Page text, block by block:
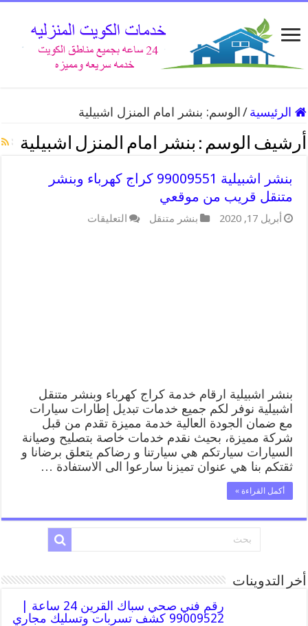
الرئيسية / الوسم: بنشر امام المنزل اشبيلية
أرشيف الوسم : بنشر امام المنزل اشبيلية
بنشر اشبيلية 99009551 كراج كهرباء وبنشر
متنقل قريب من موقعي
أبريل 17, 2020 بنشر متنقل التعليقات
بنشر اشبيلية ارقام خدمة كراج كهرباء وبنشر متنقل
اشبيلية نوفر لكم جميع خدمات تبديل إطارات سيارات
مع ضمان الجودة العالية خدمة مميزة تقدم من قبل
شركة مميزة، بحيث نقدم خدمات خاصة بتصليح وصيانة
السيارات سيارتكم هي سيارتنا و رضاكم يتعلق برضانا و
ثقتكم بنا هي عنوان تميزنا سارعوا الى الاستفادة …
أكمل القراءة »
أخر التدوينات
رقم فني صحي سباك القرين 24 ساعة |
99009522 كشف تسربات وتسليك مجاري